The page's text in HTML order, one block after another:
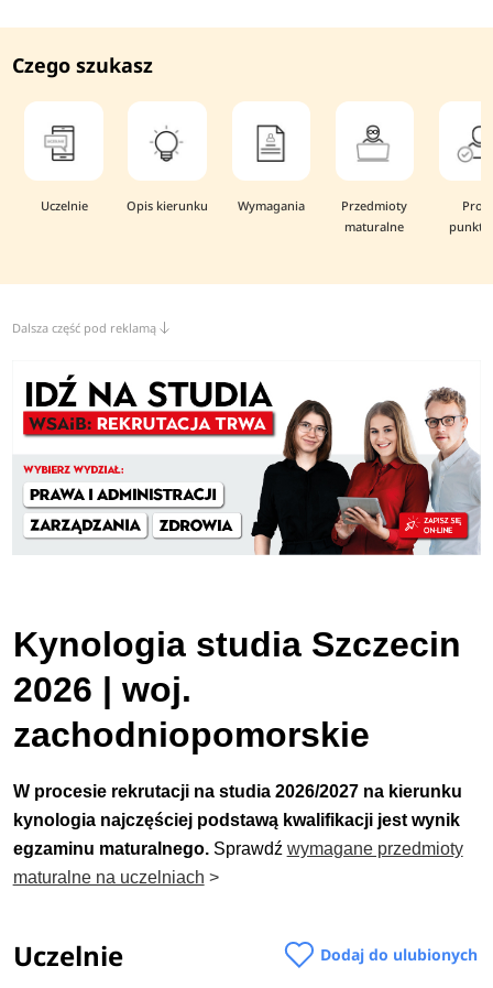
Czego szukasz
Uczelnie Opis kierunku Wymagania
Przedmioty
maturalne
Dalsza część pod reklamą
Kynologia studia Szczecin
2026 | woj.
zachodniopomorskie
W procesie rekrutacji na studia 2026/2027 na kierunku
kynologia najczęściej podstawą kwalifikacji jest wynik
egzaminu maturalnego. Sprawdź wymagane przedmioty
maturalne na uczelniach >
Uczelnie Dodaj do ulubionych